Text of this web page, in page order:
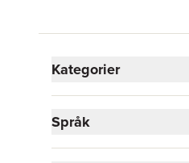
Kategorier
Läromedel
Visa fler
Språk